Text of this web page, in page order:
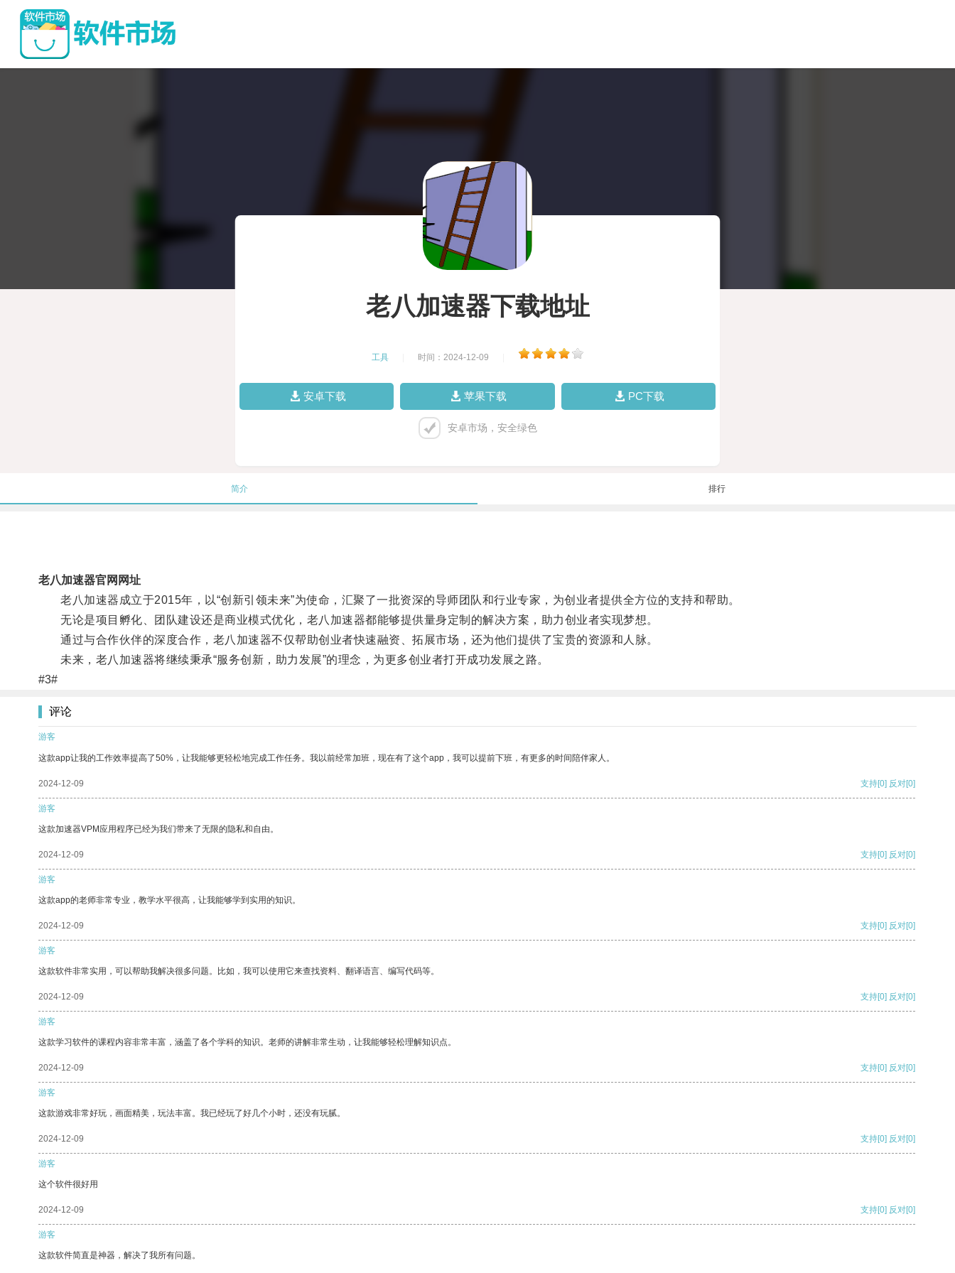
老八加速器下载地址
工具 时间：2024-12-09
安卓下载 苹果下载 PC下载
安卓市场，安全绿色
简介 排行
老八加速器官网网址
老八加速器成立于2015年，以“创新引领未来”为使命，汇聚了一批资深的导师团队和行业专家，为创业者提供全方位的支持和帮助。
无论是项目孵化、团队建设还是商业模式优化，老八加速器都能够提供量身定制的解决方案，助力创业者实现梦想。
通过与合作伙伴的深度合作，老八加速器不仅帮助创业者快速融资、拓展市场，还为他们提供了宝贵的资源和人脉。
未来，老八加速器将继续秉承“服务创新，助力发展”的理念，为更多创业者打开成功发展之路。
#3#
评论
游客
这款app让我的工作效率提高了50%，让我能够更轻松地完成工作任务。我以前经常加班，现在有了这个app，我可以提前下班，有更多的时间陪伴家人。
2024-12-09 支持[0] 反对[0]
游客
这款加速器VPM应用程序已经为我们带来了无限的隐私和自由。
2024-12-09 支持[0] 反对[0]
游客
这款app的老师非常专业，教学水平很高，让我能够学到实用的知识。
2024-12-09 支持[0] 反对[0]
游客
这款软件非常实用，可以帮助我解决很多问题。比如，我可以使用它来查找资料、翻译语言、编写代码等。
2024-12-09 支持[0] 反对[0]
游客
这款学习软件的课程内容非常丰富，涵盖了各个学科的知识。老师的讲解非常生动，让我能够轻松理解知识点。
2024-12-09 支持[0] 反对[0]
游客
这款游戏非常好玩，画面精美，玩法丰富。我已经玩了好几个小时，还没有玩腻。
2024-12-09 支持[0] 反对[0]
游客
这个软件很好用
2024-12-09 支持[0] 反对[0]
游客
这款软件简直是神器，解决了我所有问题。